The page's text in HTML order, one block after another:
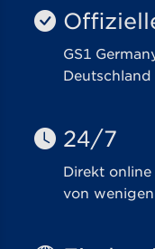
GS1
Deutschland
24/7
Direkt
von